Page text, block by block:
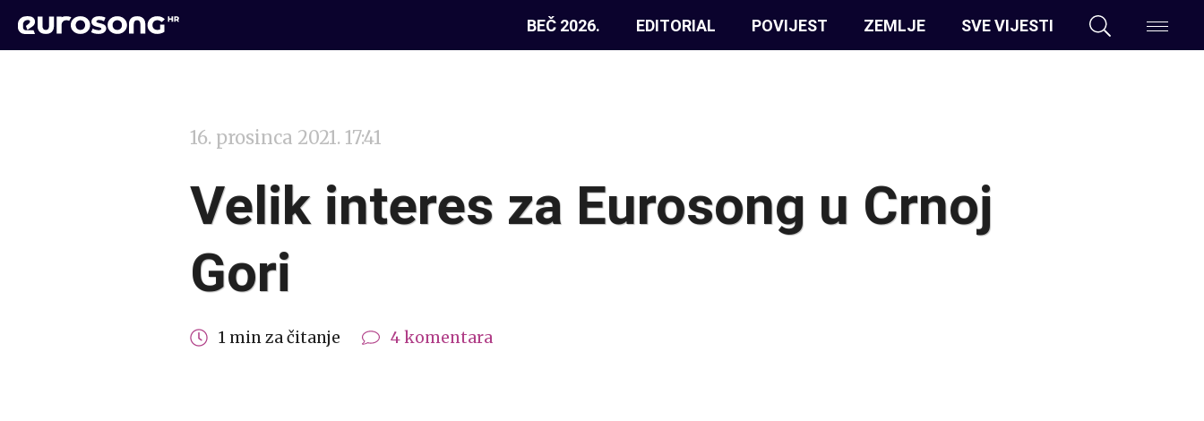
BEČ 2026. EDITORIAL POVIJEST ZEMLJE SVE VIJESTI
16. prosinca 2021. 17:41
Velik interes za Eurosong u Crnoj
Gori
1 min za čitanje 4 komentara